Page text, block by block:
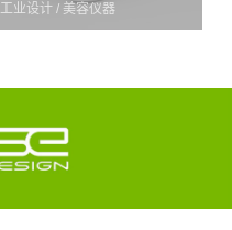
工业设计 / 美容仪器